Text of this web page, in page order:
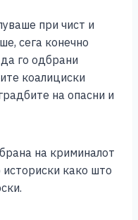
при чист и
сега конечно
го одбрани
коалициски
на опасни и
на криминалот
како што